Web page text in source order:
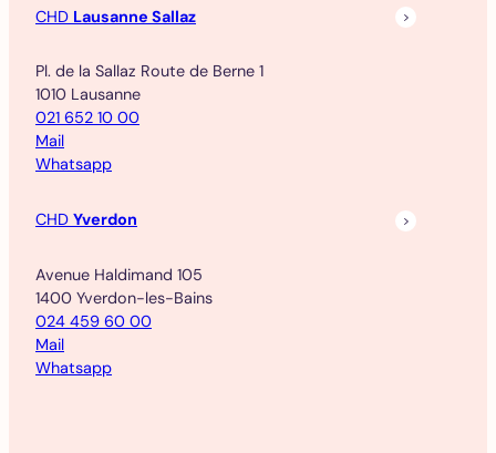
CHD Lausanne Sallaz
Pl. de la Sallaz Route de Berne 1
1010 Lausanne
021 652 10 00
Mail
Whatsapp
CHD Yverdon
Avenue Haldimand 105
1400 Yverdon-les-Bains
024 459 60 00
Mail
Whatsapp